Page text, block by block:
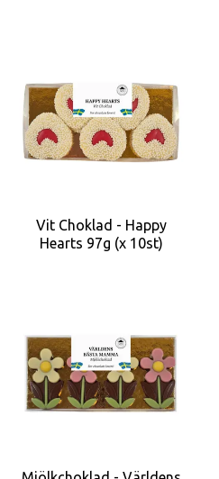
Vit Choklad - Happy
Hearts 97g (x 10st)